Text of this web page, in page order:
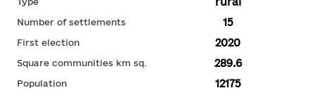
Number of settlements 15
First election 2020
Square communities km sq. 289.6
Population 12175